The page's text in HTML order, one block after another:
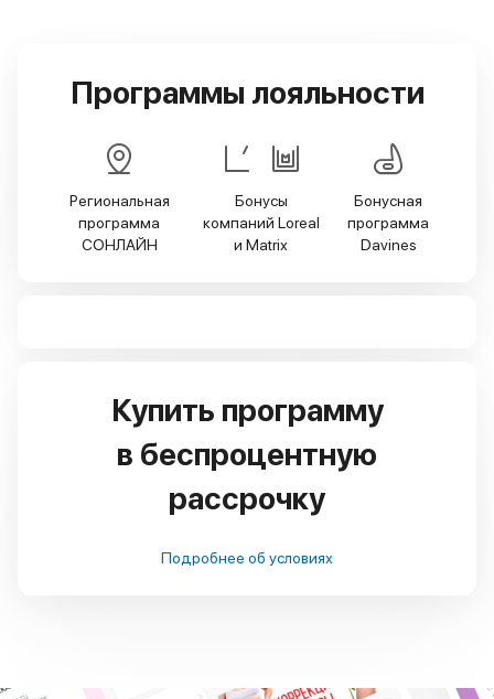
Программы лояльности
Региональная
программа
СОНЛАЙН
Бонусы
компаний Loreal
и Matriх
Бонусная
программа
Davines
Купить программу
в беспроцентную
рассрочку
Подробнее об условиях